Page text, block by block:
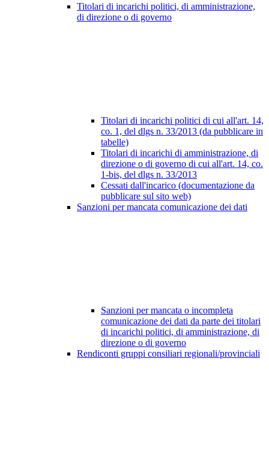
Titolari di incarichi politici, di amministrazione,
di direzione o di governo
Titolari di incarichi politici di cui all'art. 14,
co. 1, del dlgs n. 33/2013 (da pubblicare in
tabelle)
Titolari di incarichi di amministrazione, di
direzione o di governo di cui all'art. 14, co.
1-bis, del dlgs n. 33/2013
Cessati dall'incarico (documentazione da
pubblicare sul sito web)
Sanzioni per mancata comunicazione dei dati
Sanzioni per mancata o incompleta
comunicazione dei dati da parte dei titolari
di incarichi politici, di amministrazione, di
direzione o di governo
Rendiconti gruppi consiliari regionali/provinciali